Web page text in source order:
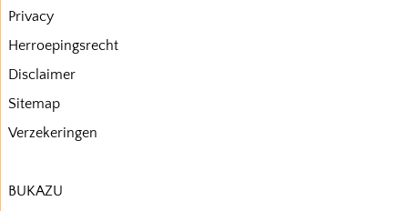
Privacy
Herroepingsrecht
Disclaimer
Sitemap
Verzekeringen
BUKAZU